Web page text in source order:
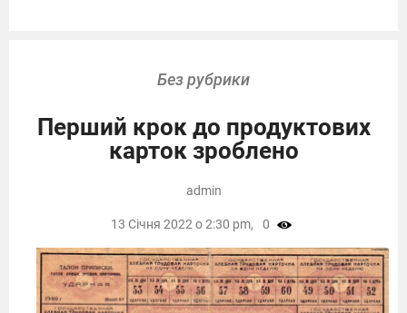
Без рубрики
Перший крок до продуктових
карток зроблено
admin
13 Січня 2022 о 2:30 pm, 0